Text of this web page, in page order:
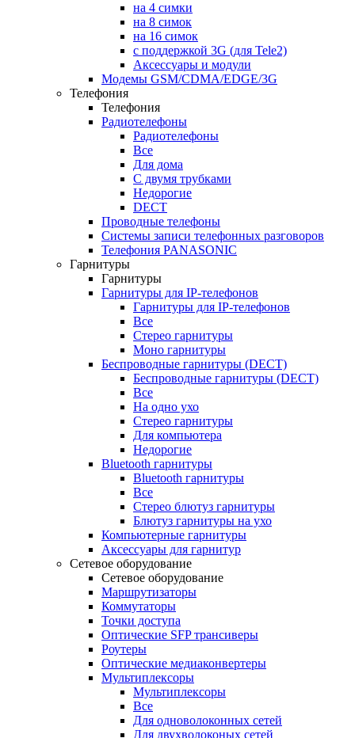
на 4 симки
на 8 симок
на 16 симок
с поддержкой 3G (для Tele2)
Аксессуары и модули
Модемы GSM/CDMA/EDGE/3G
Телефония
Телефония
Радиотелефоны
Радиотелефоны
Все
Для дома
С двумя трубками
Недорогие
DECT
Проводные телефоны
Системы записи телефонных разговоров
Телефония PANASONIC
Гарнитуры
Гарнитуры
Гарнитуры для IP-телефонов
Гарнитуры для IP-телефонов
Все
Стерео гарнитуры
Моно гарнитуры
Беспроводные гарнитуры (DECT)
Беспроводные гарнитуры (DECT)
Все
На одно ухо
Стерео гарнитуры
Для компьютера
Недорогие
Bluetooth гарнитуры
Bluetooth гарнитуры
Все
Стерео блютуз гарнитуры
Блютуз гарнитуры на ухо
Компьютерные гарнитуры
Аксессуары для гарнитур
Сетевое оборудование
Сетевое оборудование
Маршрутизаторы
Коммутаторы
Точки доступа
Оптические SFP трансиверы
Роутеры
Оптические медиаконвертеры
Мультиплексоры
Мультиплексоры
Все
Для одноволоконных сетей
Для двухволоконых сетей